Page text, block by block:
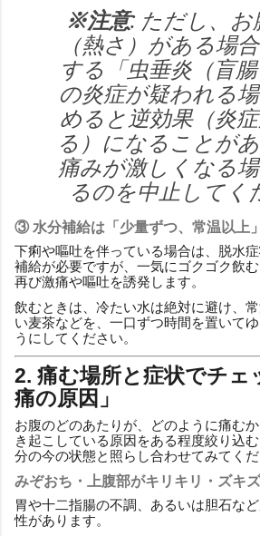
※注意:ただし、お
（熱さ）がある場
する「虫垂炎（盲
の炎症が疑われる
めると逆効果（炎
る）になることがあ
痛みが激しくなる
るのを中止してく
③ 水分補給は「少量ずつ、常温以上
下痢や嘔吐を伴っている場合は、脱水
補給が必要ですが、一気にゴクゴク飲
再び激痛や嘔吐を誘発します。
飲むときは、冷たい水は絶対に避け、
い麦茶などを、一口ずつ時間を置いて
うにしてください。
2. 痛む場所と症状でチェ
痛の原因」
お腹のどのあたりが、どのように痛む
き起こしている原因をある程度絞り込
分の今の状態と照らし合わせてみてくだ
みぞおち・上腹部がキリキリ・ズキ
胃や十二指腸の不調、あるいは胆石な
性があります。